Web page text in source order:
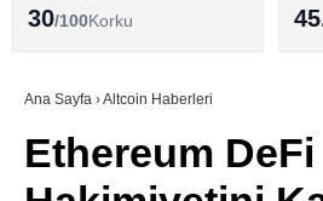
SÖZLÜK
30/100Korku
Ana Sayfa ›Altcoin Haberleri
Ethereum DeFi